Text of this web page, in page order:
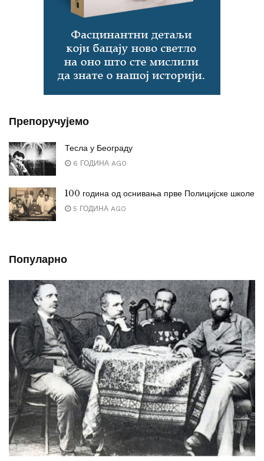
Препоручујемо
Тесла у Београду
6 ГОДИНА AGO
100 година од оснивања прве Полицијске школе
5 ГОДИНА AGO
Популарно